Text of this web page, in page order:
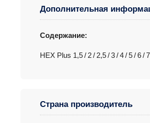
Дополнительная
Содержание:
HEX Plus 1,5 / 2 / 2,5 / 3 / 4 / 5 / 6 /
Страна производитель